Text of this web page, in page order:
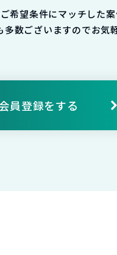
希望条件にマッチした案
数ございますのでお気
員登録をする